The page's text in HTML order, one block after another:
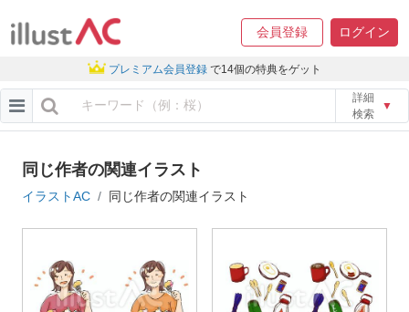
会員登録 ログイン
プレミアム会員登録 で14個の特典をゲット
詳細
検索
▼
同じ作者の関連イラスト
イラストAC 同じ作者の関連イラスト